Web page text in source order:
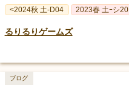
<2024秋 土-D04 2023春 土ｰシ20
るりるりゲームズ
ブログ